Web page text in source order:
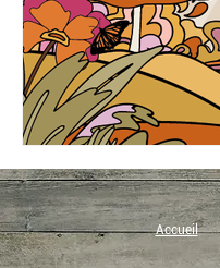
Eveil et Présence
Accueil